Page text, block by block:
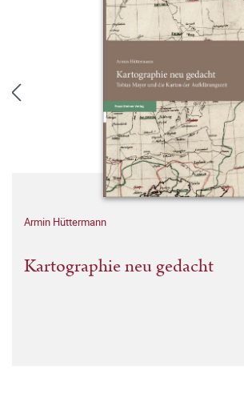
Armin Hüttermann
Kartographie neu gedacht